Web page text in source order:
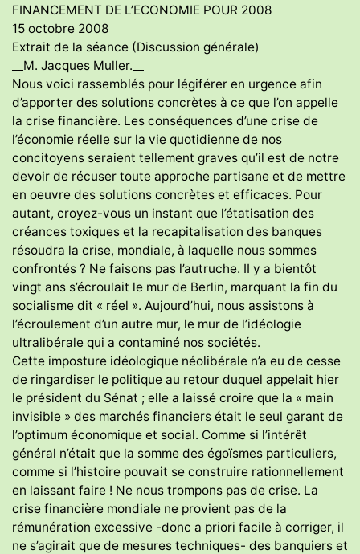
FINANCEMENT DE L’ECONOMIE POUR 2008
15 octobre 2008
Extrait de la séance (Discussion générale)
__M. Jacques Muller.__
Nous voici rassemblés pour légiférer en urgence afin
d’apporter des solutions concrètes à ce que l’on appelle
la crise financière. Les conséquences d’une crise de
l’économie réelle sur la vie quotidienne de nos
concitoyens seraient tellement graves qu’il est de notre
devoir de récuser toute approche partisane et de mettre
en oeuvre des solutions concrètes et efficaces. Pour
autant, croyez-vous un instant que l’étatisation des
créances toxiques et la recapitalisation des banques
résoudra la crise, mondiale, à laquelle nous sommes
confrontés ? Ne faisons pas l’autruche. II y a bientôt
vingt ans s’écroulait le mur de Berlin, marquant la fin du
socialisme dit « réel ». Aujourd’hui, nous assistons à
l’écroulement d’un autre mur, le mur de l’idéologie
ultralibérale qui a contaminé nos sociétés.
Cette imposture idéologique néolibérale n’a eu de cesse
de ringardiser le politique au retour duquel appelait hier
le président du Sénat ; elle a laissé croire que la « main
invisible » des marchés financiers était le seul garant de
l’optimum économique et social. Comme si l’intérêt
général n’était que la somme des égoïsmes particuliers,
comme si l’histoire pouvait se construire rationnellement
en laissant faire ! Ne nous trompons pas de crise. La
crise financière mondiale ne provient pas de la
rémunération excessive -donc a priori facile à corriger, il
ne s’agirait que de mesures techniques- des banquiers et